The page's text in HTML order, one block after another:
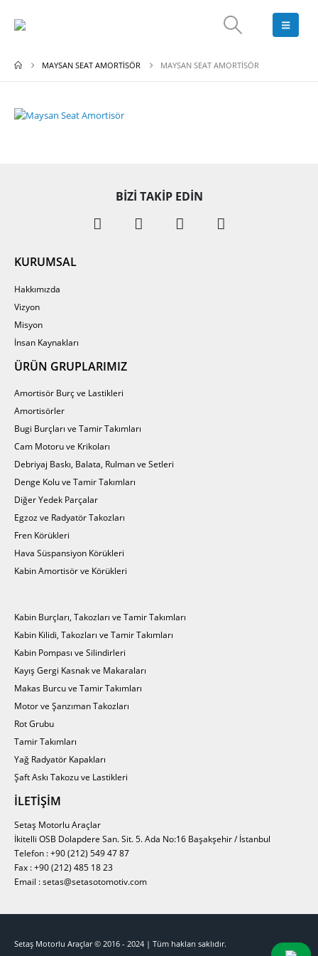
MAYSAN SEAT AMORTISÖR MAYSAN SEAT AMORTISÖR
BIZI TAKIP EDIN
KURUMSAL
Hakkımızda
Vizyon
Misyon
İnsan Kaynakları
ÜRÜN GRUPLARIMIZ
Amortisör Burç ve Lastikleri
Amortisörler
Bugi Burçları ve Tamir Takımları
Cam Motoru ve Krikoları
Debriyaj Baskı, Balata, Rulman ve Setleri
Denge Kolu ve Tamir Takımları
Diğer Yedek Parçalar
Egzoz ve Radyatör Takozları
Fren Körükleri
Hava Süspansiyon Körükleri
Kabin Amortisör ve Körükleri
Kabin Burçları, Takozları ve Tamir Takımları
Kabin Kilidi, Takozları ve Tamir Takımları
Kabin Pompası ve Silindirleri
Kayış Gergi Kasnak ve Makaraları
Makas Burcu ve Tamir Takımları
Motor ve Şanzıman Takozları
Rot Grubu
Tamir Takımları
Yağ Radyatör Kapakları
Şaft Askı Takozu ve Lastikleri
İLETIŞIM
Setaş Motorlu Araçlar
İkitelli OSB Dolapdere San. Sit. 5. Ada No:16 Başakşehir / İstanbul
Telefon : +90 (212) 549 47 87
Fax : +90 (212) 485 18 23
Email : setas@setasotomotiv.com
Setaş Motorlu Araçlar © 2016 - 2024 | Tüm hakları saklıdır.